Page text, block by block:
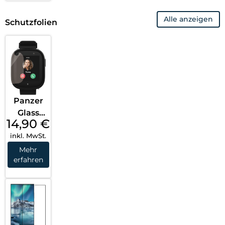
Transpa
Schutzfolien Alle anzeigen
Panzer
Glass
Displays
chutz
Xplora
X6 Play
rent
14,90 €
inkl. MwSt.
Mehr
erfahren